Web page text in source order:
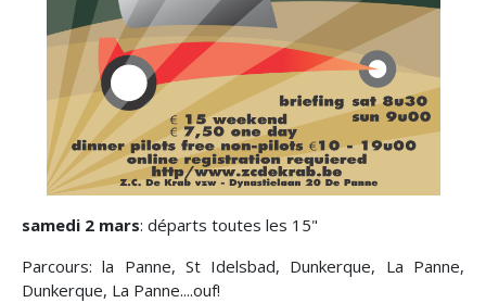
samedi 2 mars: départs toutes les 15"
Parcours: la Panne, St Idelsbad, Dunkerque, La Panne,
Dunkerque, La Panne....ouf!